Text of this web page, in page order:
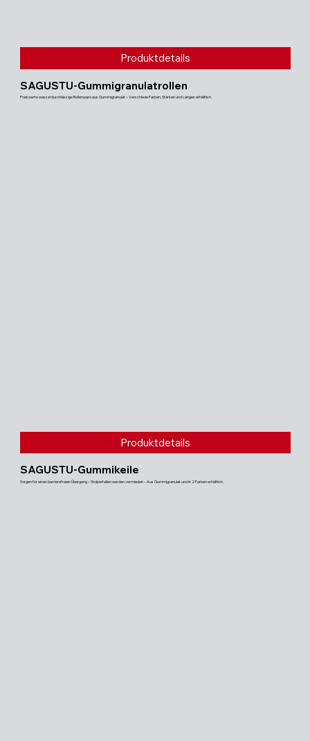
Produktdetails
SAGUSTU-Gummigranulatrollen
Preiswerte wasserdurchlässige Rollenware aus Gummigranulat – Verschiede Farben, Stärken und Längen erhältlich.
Produktdetails
SAGUSTU-Gummikeile
Sorgen für einen barrierefreien Übergang – Stolperfallen werden vermieden – Aus Gummigranulat und in 2 Farben erhältlich.